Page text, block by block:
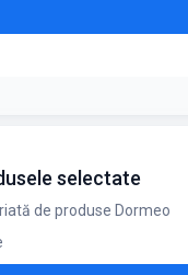
selectate
de produse Dormeo